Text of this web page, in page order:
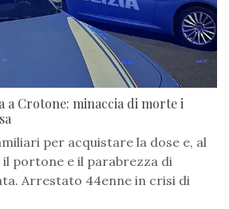
a Crotone: minaccia di morte i
per acquistare la dose e, al
portone e il parabrezza di
Arrestato 44enne in crisi di